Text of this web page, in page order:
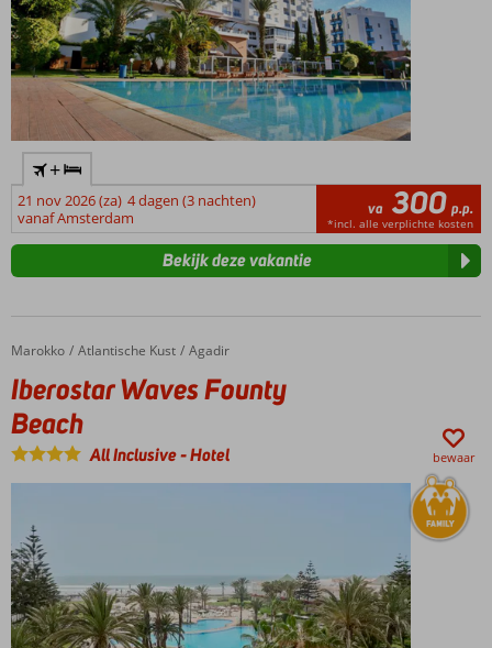
+
21 nov 2026 (za) 4 dagen (3 nachten)
vanaf Amsterdam
va 300 p.p.
*incl. alle verplichte kosten
Bekijk deze vakantie
Home
Marokko Atlantische Kust Agadir
Iberostar Waves Founty Beach
Iberostar Waves Founty
Beach
All Inclusive-Hotel bewaar